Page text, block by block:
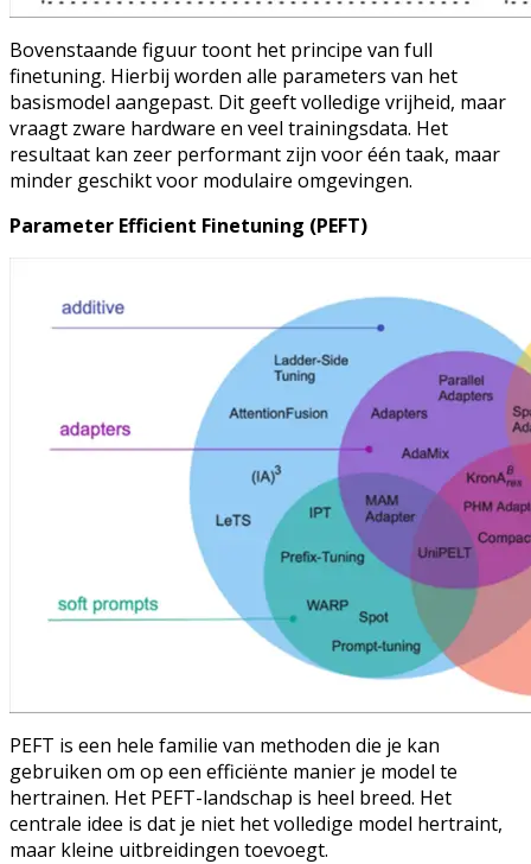
Bovenstaande figuur toont het principe van full
finetuning. Hierbij worden alle parameters van het
basismodel aangepast. Dit geeft volledige vrijheid, maar
vraagt zware hardware en veel trainingsdata. Het
resultaat kan zeer performant zijn voor één taak, maar
minder geschikt voor modulaire omgevingen.
Parameter Efficient Finetuning (PEFT)
PEFT is een hele familie van methoden die je kan
gebruiken om op een efficiënte manier je model te
hertrainen. Het PEFT-landschap is heel breed. Het
centrale idee is dat je niet het volledige model hertraint,
maar kleine uitbreidingen toevoegt.